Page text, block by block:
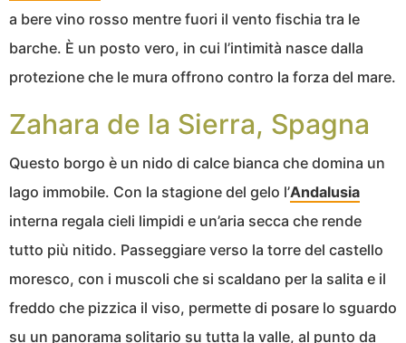
a bere vino rosso mentre fuori il vento fischia tra le
barche. È un posto vero, in cui l’intimità nasce dalla
protezione che le mura offrono contro la forza del mare.
Zahara de la Sierra, Spagna
Questo borgo è un nido di calce bianca che domina un
lago immobile. Con la stagione del gelo l’Andalusia
interna regala cieli limpidi e un’aria secca che rende
tutto più nitido. Passeggiare verso la torre del castello
moresco, con i muscoli che si scaldano per la salita e il
freddo che pizzica il viso, permette di posare lo sguardo
su un panorama solitario su tutta la valle, al punto da